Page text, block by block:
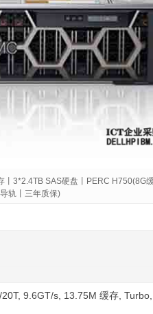
3*2.4TB SAS硬盘丨PERC H750(8G
轨丨三年质保)
9.6GT/s, 13.75M 缓存,